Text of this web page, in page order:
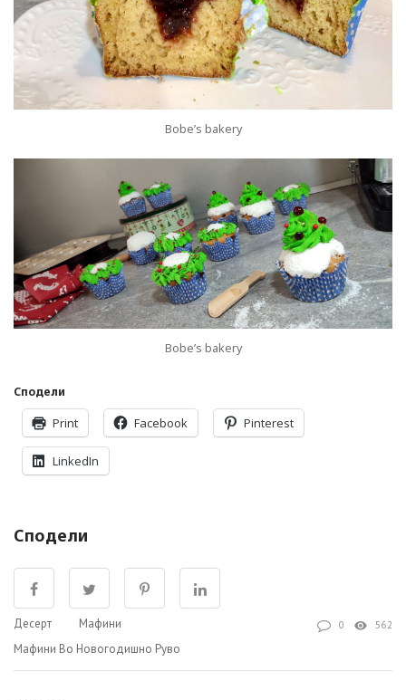
Bobe’s bakery
Bobe’s bakery
Сподели
Print Facebook Pinterest
LinkedIn
Сподели
Десерт
Мафини
Мафини Во Новогодишно Руво
0 562